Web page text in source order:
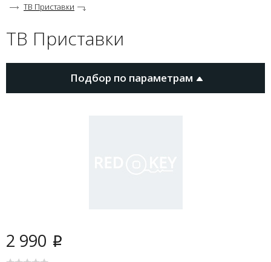
ТВ Приставки
ТВ Приставки
Подбор по параметрам
2 990 i